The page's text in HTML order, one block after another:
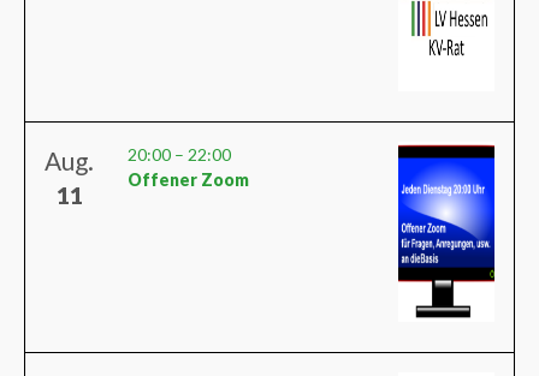
Aug.
11
20:00 – 22:00
Offener Zoom